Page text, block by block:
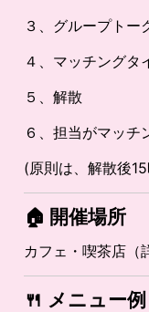
３、グループト
４、マッチングタ
５、解散
６、担当がマッ
(原則は、解散後
🏠 開催場所
カフェ・喫茶店（
🍴 メニュー例